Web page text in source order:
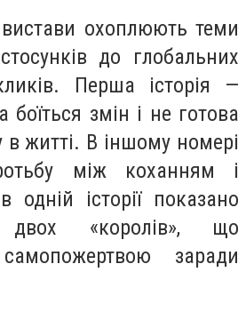
вистави охоплюють теми
до глобальних
Перша історія —
боїться змін і не готова
в житті. В іншому номері
між коханням і
історії показано
двох «королів», що
заради